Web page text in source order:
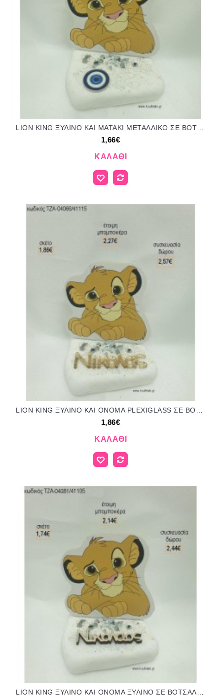
LION KING ΞΥΛΙΝΟ ΚΑΙ ΜΑΤΑΚΙ ΜΕΤΑΛΛΙΚΟ ΣΕ ΒΟΤΣΑΛΟ για μπομπονιέρες - δώρα πάρτυ - εορτών - γέννησης - γούρια - φτιάξτο μόνος σου ΤΖΑ-04062/41099 1.66€!!!
1,66€
ΚΑΛΆΘΙ
1,86€
ΚΑΛΆΘΙ